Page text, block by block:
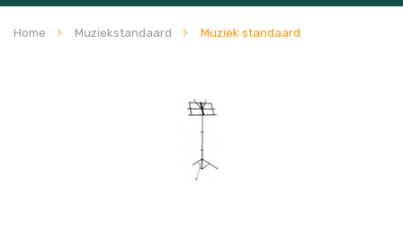
Home Muziekstandaard Muziek standaard